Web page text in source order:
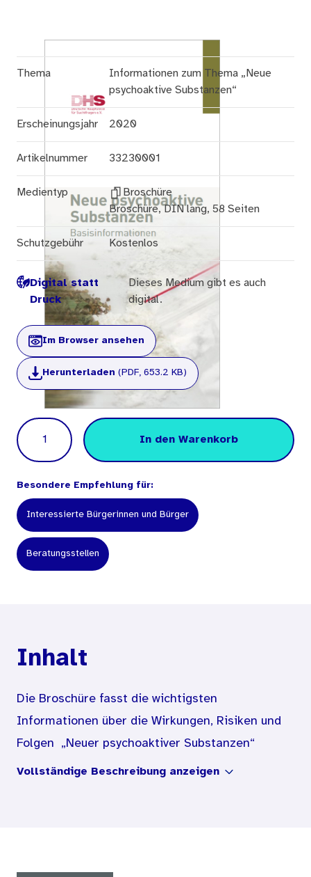
Thema
Informationen zum Thema „Neue
psychoaktive Substanzen“
Erscheinungsjahr 2020
Artikelnummer 33230001
Medientyp
Broschüre
Broschüre, DIN lang, 58 Seiten
Schutzgebühr Kostenlos
Digital statt
Druck
Dieses Medium gibt es auch
digital.
Im Browser ansehen
Herunterladen (PDF, 653.2 KB)
Menge
In den Warenkorb
Besondere Empfehlung für:
Interessierte Bürgerinnen und Bürger
Beratungsstellen
Inhalt
Die Broschüre fasst die wichtigsten
Informationen über die Wirkungen, Risiken und
Folgen „Neuer psychoaktiver Substanzen“
zusammen und weist auf die rechtlichen
Vollständige Beschreibung anzeigen